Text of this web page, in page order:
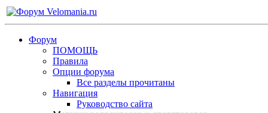
Форум
ПОМОЩЬ
Правила
Опции форума
Все разделы прочитаны
Навигация
Руководство сайта